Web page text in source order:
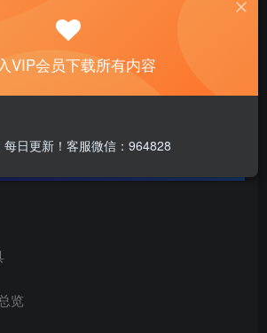
览
VIP会员下载所有内容
日更新！客服微信：964828